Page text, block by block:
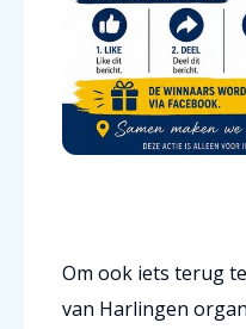
Om ook iets terug
van Harlingen